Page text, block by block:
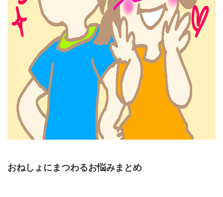
おねしょにまつわるお悩みまとめ